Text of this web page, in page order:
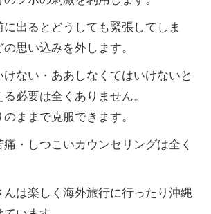
出るとどうしても緊張してしま
思い込みを外します。
けない・ああしなくてはいけないと
必要は全くありません。
ままで克服できます。
・しつこいカウンセリングは全く
は楽しく海外旅行に行ったり沖縄